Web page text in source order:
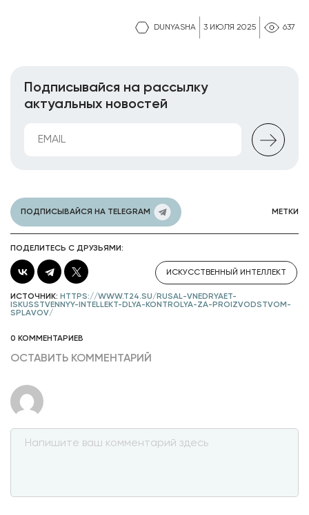
DUNYASHA 3 ИЮЛЯ 2025 637
Подписывайся на рассылку
актуальных новостей
ПОДПИСЫВАЙСЯ НА TELEGRAM МЕТКИ
ПОДЕЛИТЕСЬ С ДРУЗЬЯМИ:
ИСКУССТВЕННЫЙ ИНТЕЛЛЕКТ
ИСТОЧНИК: HTTPS://WWW.T24.SU/RUSAL-VNEDRYAET-
ISKUSSTVENNYY-INTELLEKT-DLYA-KONTROLYA-ZA-PROIZVODSTVOM-
SPLAVOV/
0 КОММЕНТАРИЕВ
ОСТАВИТЬ КОММЕНТАРИЙ